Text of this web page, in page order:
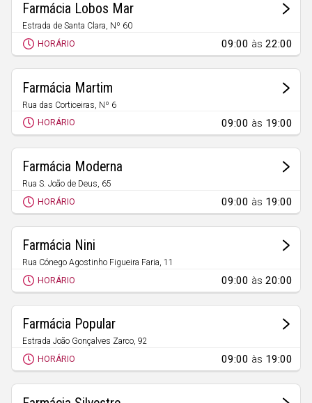
Portalegre
Porto
Setúbal
Viana do Castelo
Viseu
Madeira
Açores
Farmácia Lobos Mar
Estrada de Santa Clara, Nº 60
Câmara de Lobos
HORÁRIO 09:00 às22:00
Farmácia Martim
Rua das Corticeiras, Nº 6
Jardim da Serra
HORÁRIO 09:00 às 19:00
Farmácia Moderna
Rua S. João de Deus, 65
Câmara de Lobos
HORÁRIO 09:00 às 19:00
Farmácia Nini
Rua Cónego Agostinho Figueira Faria, 11
Estreito de Câmara de Lobos
HORÁRIO 09:00 às20:00
Farmácia Popular
Estrada João Gonçalves Zarco, 92
Câmara de Lobos
HORÁRIO 09:00 às 19:00